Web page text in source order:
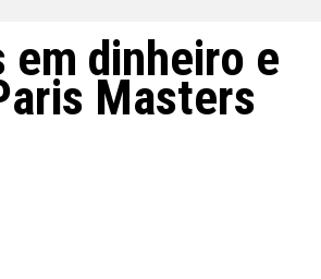
dinheiro e
Masters